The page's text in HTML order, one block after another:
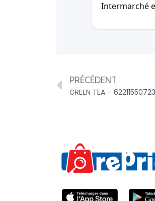
Intermarché
PRÉCÉDENT
GREEN TEA –